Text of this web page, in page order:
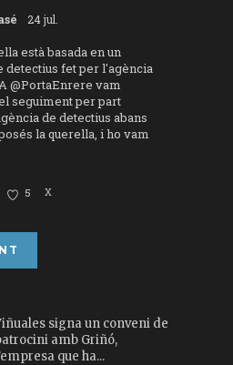
24 jul.
està basada en un
detectius fet per l'agència
@PortaEnrere vam
seguiment per part
de detectius abans
la querella, i ho vam
5 X
signa un conveni de
amb Griñó,
que ha...